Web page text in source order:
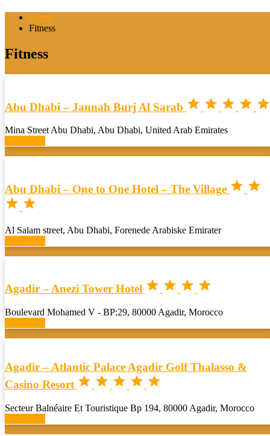
Home
Fitness
Fitness
Abu Dhabi – Jannah Burj Al Sarab     
Mina Street Abu Dhabi, Abu Dhabi, United Arab Emirates
Abu Dhabi – One to One Hotel – The Village  
 
Al Salam street, Abu Dhabi, Forenede Arabiske Emirater
Agadir – Anezi Tower Hotel    
Boulevard Mohamed V - BP:29, 80000 Agadir, Morocco
Agadir – Atlantic Palace Agadir Golf Thalasso &
Casino Resort     
Secteur Balnéaire Et Touristique Bp 194, 80000 Agadir, Morocco